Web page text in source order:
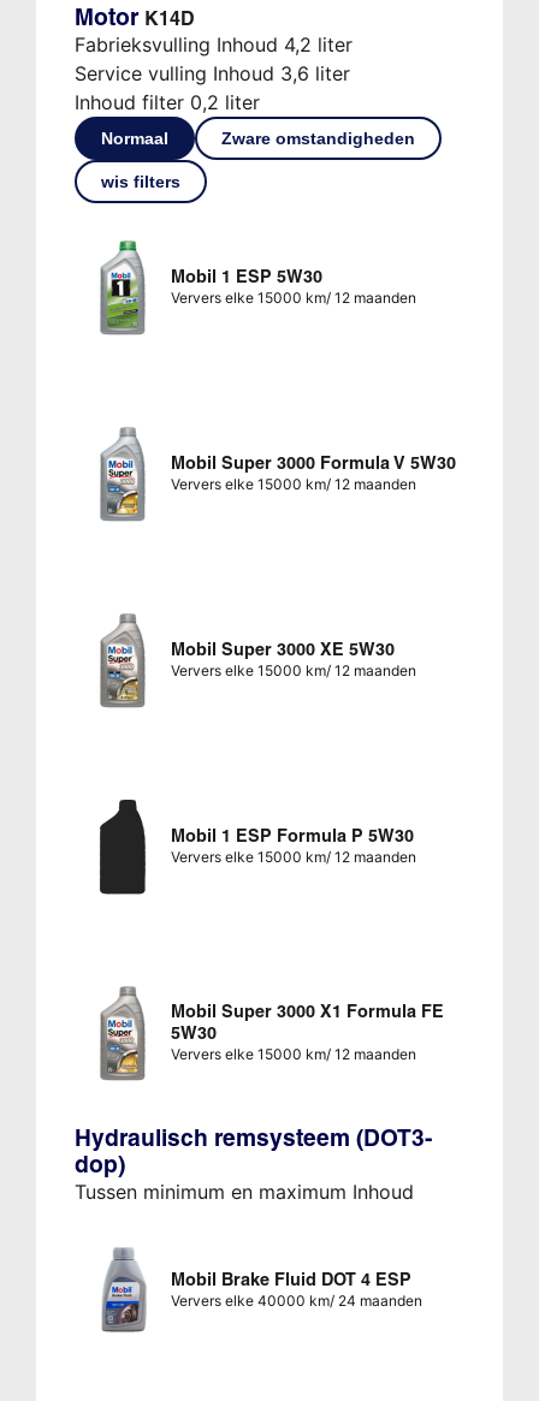
Motor K14D
Fabrieksvulling Inhoud 4,2 liter
Service vulling Inhoud 3,6 liter
Inhoud filter 0,2 liter
Normaal Zware omstandigheden
wis filters
Mobil 1 ESP 5W30
Ververs elke 15000 km/ 12 maanden
Mobil Super 3000 Formula V 5W30
Ververs elke 15000 km/ 12 maanden
Mobil Super 3000 XE 5W30
Ververs elke 15000 km/ 12 maanden
Mobil 1 ESP Formula P 5W30
Ververs elke 15000 km/ 12 maanden
Mobil Super 3000 X1 Formula FE
5W30
Ververs elke 15000 km/ 12 maanden
Hydraulisch remsysteem (DOT3-
dop)
Tussen minimum en maximum Inhoud
Mobil Brake Fluid DOT 4 ESP
Ververs elke 40000 km/ 24 maanden